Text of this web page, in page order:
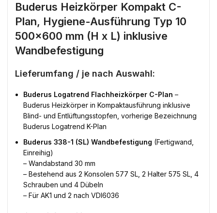
Buderus Heizkörper Kompakt C-
Plan, Hygiene-Ausführung Typ 10
500×600 mm (H x L) inklusive
Wandbefestigung
Lieferumfang / je nach Auswahl:
Buderus Logatrend Flachheizkörper C-Plan –
Buderus Heizkörper in Kompaktausführung inklusive
Blind- und Entlüftungsstopfen, vorherige Bezeichnung
Buderus Logatrend K-Plan
Buderus 338-1 (SL) Wandbefestigung (Fertigwand,
Einreihig)
– Wandabstand 30 mm
– Bestehend aus 2 Konsolen 577 SL, 2 Halter 575 SL, 4
Schrauben und 4 Dübeln
– Für AK1 und 2 nach VDI6036